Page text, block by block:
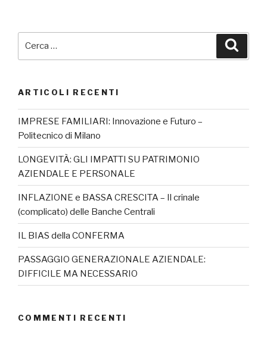
ARTICOLI RECENTI
IMPRESE FAMILIARI: Innovazione e Futuro –
Politecnico di Milano
LONGEVITÀ: GLI IMPATTI SU PATRIMONIO
AZIENDALE E PERSONALE
INFLAZIONE e BASSA CRESCITA – Il crinale
(complicato) delle Banche Centrali
IL BIAS della CONFERMA
PASSAGGIO GENERAZIONALE AZIENDALE:
DIFFICILE MA NECESSARIO
COMMENTI RECENTI